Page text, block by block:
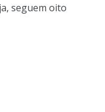
seguem oito